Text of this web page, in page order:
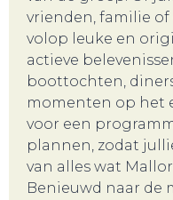
vrienden, familie
volop leuke en
actieve
boottochten,
momenten op het
voor een
plannen, zodat
van alles wat
Benieuwd naar de